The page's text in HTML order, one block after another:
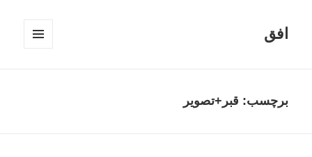
افق
برچسب: قبر+تصویر